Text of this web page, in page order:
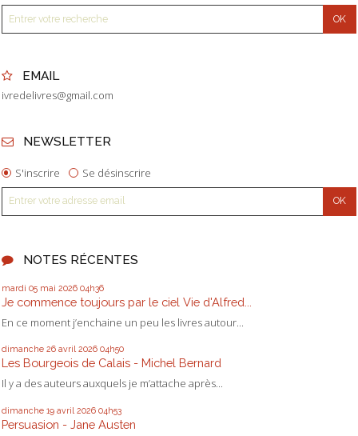
EMAIL
ivredelivres@gmail.com
NEWSLETTER
S'inscrire Se désinscrire
NOTES RÉCENTES
mardi 05 mai 2026 04h36
Je commence toujours par le ciel Vie d'Alfred...
En ce moment j’enchaine un peu les livres autour...
dimanche 26 avril 2026 04h50
Les Bourgeois de Calais - Michel Bernard
Il y a des auteurs auxquels je m’attache après...
dimanche 19 avril 2026 04h53
Persuasion - Jane Austen